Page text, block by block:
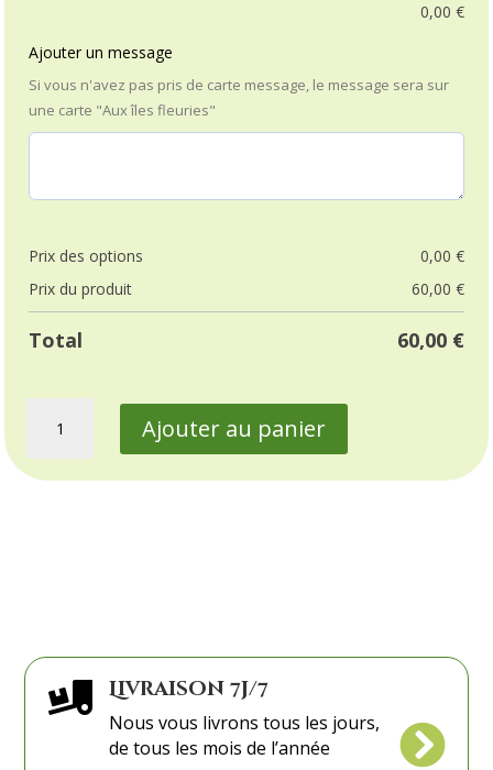
0,00 €
Ajouter un message
Si vous n'avez pas pris de carte message, le message sera sur
une carte "Aux îles fleuries"
Prix ​​des options 0,00 €
Prix ​​du produit
60,00 €
Total 60,00 €
Bouquet
de
Ajouter au panier
 Livraison 7j/7
Nous vous livrons tous les jours,
de tous les mois de l’année
